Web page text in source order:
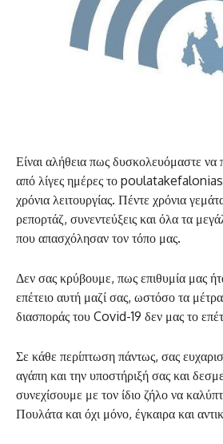
Είναι αλήθεια πως δυσκολευόμαστε να
από λίγες ημέρες το
χρόνια λειτουργίας. Πέντε χρόνια
ρεπορτάζ, συνεντεύξεις και όλα τα
που απασχόλησαν τον τόπο μας.
Δεν σας κρύβουμε, πως επιθυμία μας
επέτειο αυτή μαζί σας, ωστόσο τα
διασποράς του Covid-19 δεν μας το
Σε κάθε περίπτωση πάντως, σας
αγάπη και την υποστήριξή σας και
συνεχίσουμε με τον ίδιο ζήλο να
Πουλάτα και όχι μόνο, έγκαιρα και